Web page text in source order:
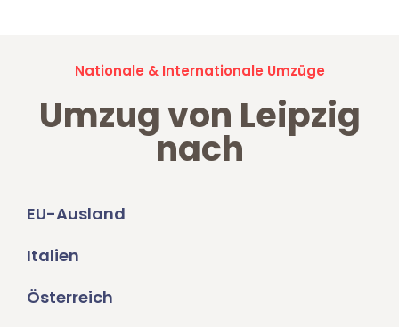
Nationale & Internationale Umzüge
Umzug von Leipzig
nach
EU-Ausland
Italien
Österreich